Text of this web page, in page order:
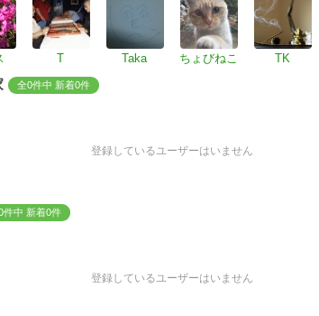
T Taka ちょびねこ TK
全0件中 新着0件
登録しているユーザーはいません
件中 新着0件
登録しているユーザーはいません